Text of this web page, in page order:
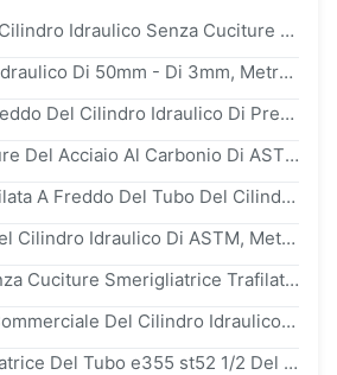
e355 st52 Tubo A Cilindro Idraulico Senza Cuciture Laminato A Freddo h8 Tolleranza Per Tubo A Pistoni
Tubo Del Cilindro Idraulico Di 50mm - Di 3mm, Metropolitana Spessa Dell'acciaio Della Parete Di en10305-4 e215 e235
Tubo Trafilato A Freddo Del Cilindro Idraulico Di Precisione Spessa Della Parete Con La Norma Di din2391 st45 e355 st52
Tubo Senza Cuciture Del Acciaio Al Carbonio Di ASTM a106 Gr.B Intorno Al Cilindro Idraulico Temprato Della Metropolitana D'acciaio Di Precisione
Metropolitana Trafilata A Freddo Del Tubo Del Cilindro Idraulico Di ASTM a519 sae1026 25mn Con La Parete Spessa
Tubo Industriale Del Cilindro Idraulico Di ASTM, Metropolitana Di Acciaio Senza Cuciture Di Precisione Di e355 din2391 st52
Tubo D'acciaio Senza Cuciture Smerigliatrice Trafilato A Freddo Della Metropolitana st52 Del Cilindro Idraulico Di BACCANO 2391
La Metropolitana Commerciale Del Cilindro Idraulico Di Assicurazione h8/st52 Di BACCANO 2391 Smerigliatrice Il Tubo Senza Cuciture Del Acciaio Al Carbonio
Pollice Di Smerigliatrice Del Tubo e355 st52 1/2 Del Cilindro Idraulico Di Precisione Di ASTM a106 Trafilato A Freddo